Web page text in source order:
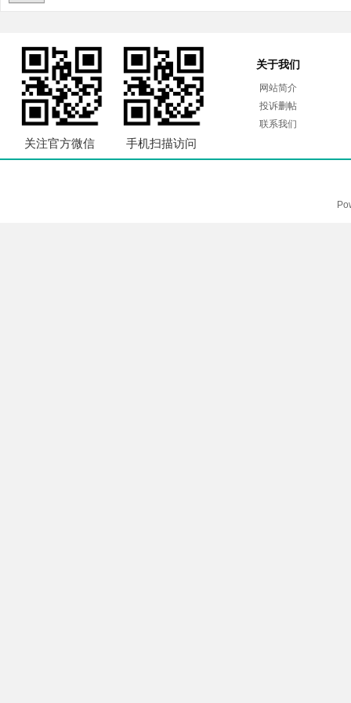
关注官方微信 手机扫描访问
关于我们
网站简介
投诉删帖
联系我们